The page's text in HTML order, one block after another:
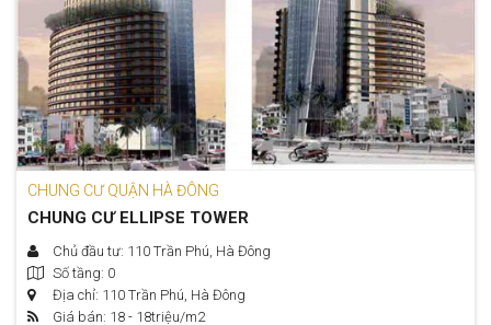
CHUNG CƯ QUẬN HÀ ĐÔNG
CHUNG CƯ ELLIPSE TOWER
Chủ đầu tư: 110 Trần Phú, Hà Đông
Số tầng: 0
Địa chỉ: 110 Trần Phú, Hà Đông
Giá bán: 18 - 18triệu/m2